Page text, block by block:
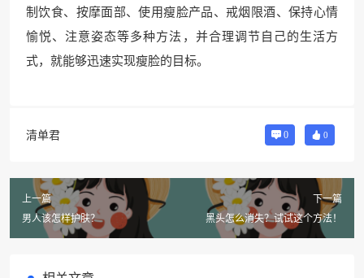
制饮食、按摩面部、使用瘦脸产品、戒烟限酒、保持心情
愉悦、注意姿态等多种方法，并合理调节自己的生活方
式，就能够迅速实现瘦脸的目标。
清单君 0 0
上一篇
男人该怎样护肤？
下一篇
黑头怎么消失？试试这个方法！